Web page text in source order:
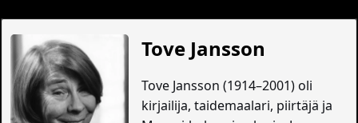
Tove Jansson
Tove Jansson (1914–2001) oli
kirjailija, taidemaalari, piirtäjä ja